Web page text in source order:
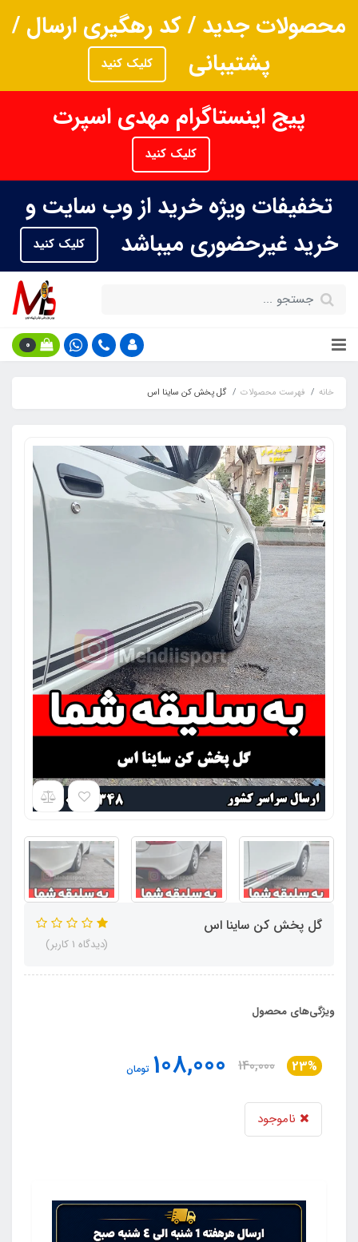
محصولات جدید / کد رهگیری ارسال /
پشتیبانی
کلیک کنید
پیج اینستاگرام مهدی اسپرت
کلیک کنید
تخفیفات ویژه خرید از وب سایت و
خرید غیرحضوری میباشد
کلیک کنید
0
خانه فهرست محصولات گل پخش کن ساینا اس
گل پخش کن ساینا اس
(دیدگاه 1 کاربر)
ویژگی‌های محصول
23%
140,000
108,000 تومان
ناموجود